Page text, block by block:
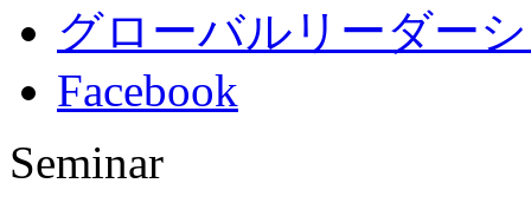
グローバルリーダー
Facebook
Seminar